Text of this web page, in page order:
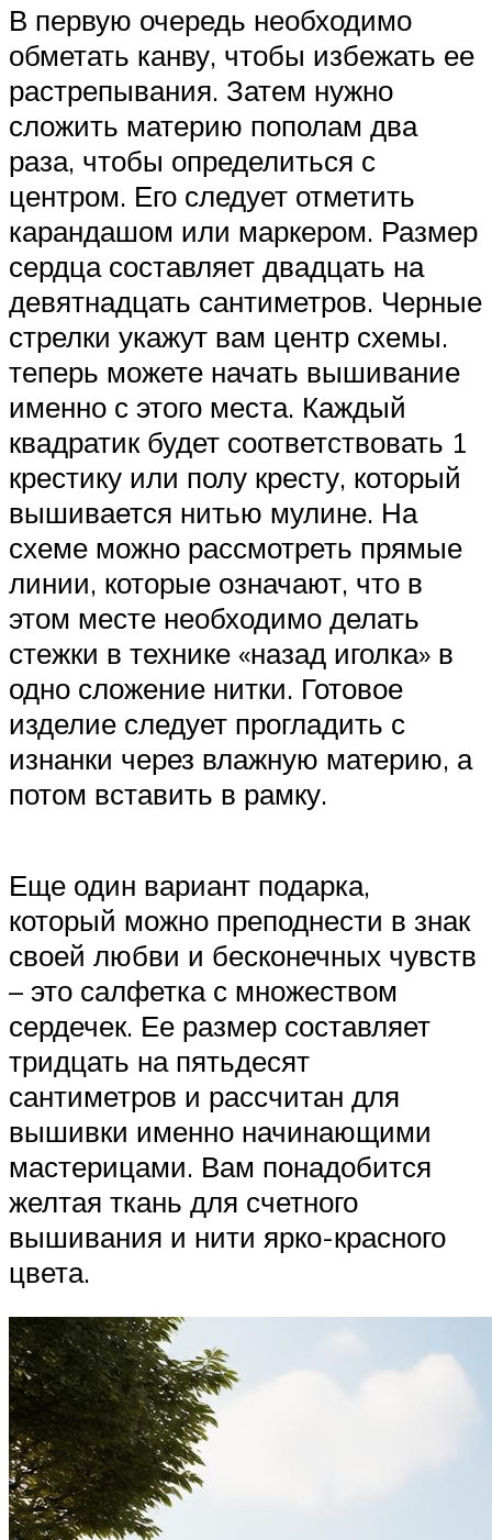
В первую очередь необходимо
обметать канву, чтобы избежать ее
растрепывания. Затем нужно
сложить материю пополам два
раза, чтобы определиться с
центром. Его следует отметить
карандашом или маркером. Размер
сердца составляет двадцать на
девятнадцать сантиметров. Черные
стрелки укажут вам центр схемы.
теперь можете начать вышивание
именно с этого места. Каждый
квадратик будет соответствовать 1
крестику или полу кресту, который
вышивается нитью мулине. На
схеме можно рассмотреть прямые
линии, которые означают, что в
этом месте необходимо делать
стежки в технике «назад иголка» в
одно сложение нитки. Готовое
изделие следует прогладить с
изнанки через влажную материю, а
потом вставить в рамку.
Еще один вариант подарка,
который можно преподнести в знак
своей любви и бесконечных чувств
– это салфетка с множеством
сердечек. Ее размер составляет
тридцать на пятьдесят
сантиметров и рассчитан для
вышивки именно начинающими
мастерицами. Вам понадобится
желтая ткань для счетного
вышивания и нити ярко-красного
цвета.